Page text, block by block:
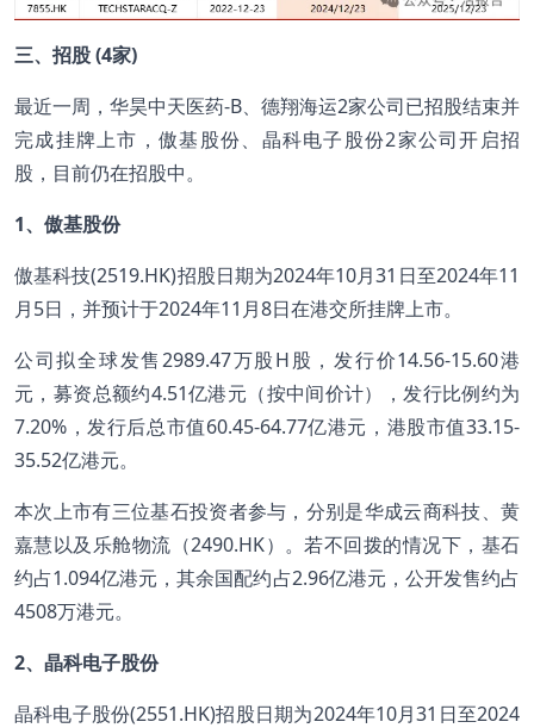
三、招股 (4家)
最近一周，华昊中天医药-B、德翔海运2家公司已招股结束并
完成挂牌上市，傲基股份、晶科电子股份2家公司开启招
股，目前仍在招股中。
1、傲基股份
傲基科技(2519.HK)招股日期为2024年10月31日至2024年11
月5日，并预计于2024年11月8日在港交所挂牌上市。
公司拟全球发售2989.47万股H股，发行价14.56-15.60港
元，募资总额约4.51亿港元（按中间价计），发行比例约为
7.20%，发行后总市值60.45-64.77亿港元，港股市值33.15-
35.52亿港元。
本次上市有三位基石投资者参与，分别是华成云商科技、黄
嘉慧以及乐舱物流（2490.HK）。若不回拨的情况下，基石
约占1.094亿港元，其余国配约占2.96亿港元，公开发售约占
4508万港元。
2、晶科电子股份
晶科电子股份(2551.HK)招股日期为2024年10月31日至2024